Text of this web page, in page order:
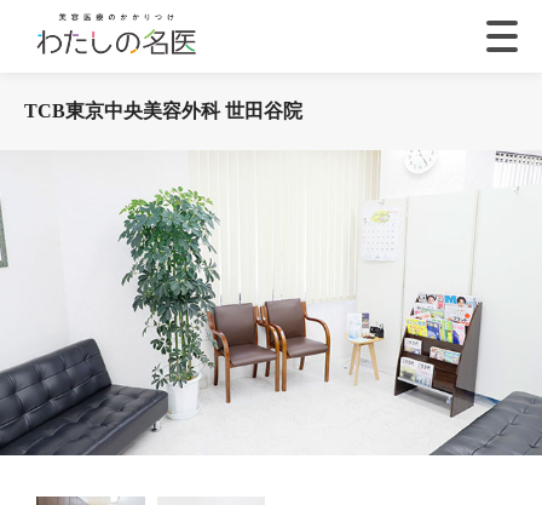
TCB東京中央美容外科 世田谷院